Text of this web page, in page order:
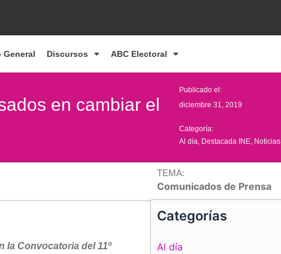
General Discursos ABC Electoral
en cambiar el
Publicado el:
diciembre 31, 2019
Categoría:
Al día Destacada INE Noticias
TEMA:
Comunicados de Prensa
la Convocatoria del 11º
Categorías
Al día